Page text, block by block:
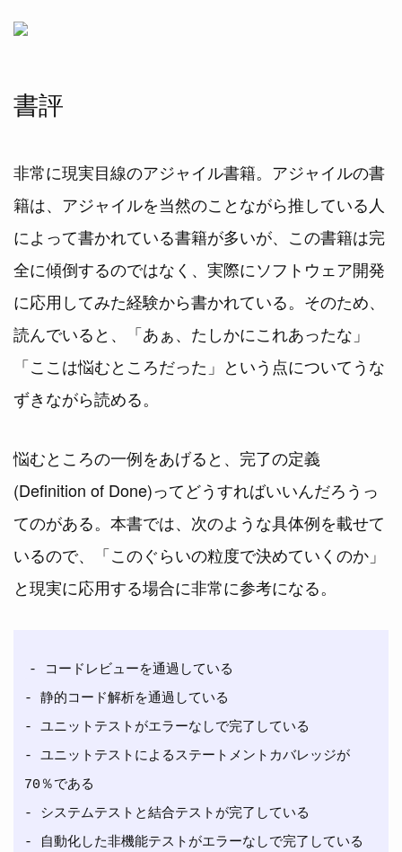
書評
非常に現実目線のアジャイル書籍。アジャイルの書
籍は、アジャイルを当然のことながら推している人
によって書かれている書籍が多いが、この書籍は完
全に傾倒するのではなく、実際にソフトウェア開発
に応用してみた経験から書かれている。そのため、
読んでいると、「あぁ、たしかにこれあったな」
「ここは悩むところだった」という点についてうな
ずきながら読める。
悩むところの一例をあげると、完了の定義
(Definition of Done)ってどうすればいいんだろうっ
てのがある。本書では、次のような具体例を載せて
いるので、「このぐらいの粒度で決めていくのか」
と現実に応用する場合に非常に参考になる。
- コードレビューを通過している
- 静的コード解析を通過している
- ユニットテストがエラーなしで完了している
- ユニットテストによるステートメントカバレッジが
70％である
- システムテストと結合テストが完了している
- 自動化した非機能テストがエラーなしで完了している